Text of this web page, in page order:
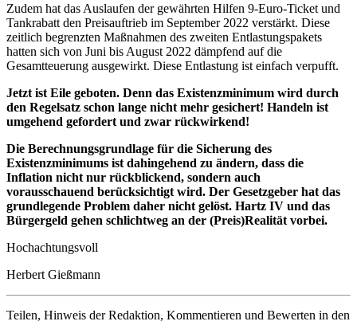
Zudem hat das Auslaufen der gewährten Hilfen 9-Euro-Ticket und
Tankrabatt den Preisauftrieb im September 2022 verstärkt. Diese
zeitlich begrenzten Maßnahmen des zweiten Entlastungspakets
hatten sich von Juni bis August 2022 dämpfend auf die
Gesamtteuerung ausgewirkt. Diese Entlastung ist einfach verpufft.
Jetzt ist Eile geboten. Denn das Existenzminimum wird durch
den Regelsatz schon lange nicht mehr gesichert! Handeln ist
umgehend gefordert und zwar rückwirkend!
Die Berechnungsgrundlage für die Sicherung des
Existenzminimums ist dahingehend zu ändern, dass die
Inflation nicht nur rückblickend, sondern auch
vorausschauend berücksichtigt wird. Der Gesetzgeber hat das
grundlegende Problem daher nicht gelöst. Hartz IV und das
Bürgergeld gehen schlichtweg an der (Preis)Realität vorbei.
Hochachtungsvoll
Herbert Gießmann
Teilen, Hinweis der Redaktion, Kommentieren und Bewerten in den